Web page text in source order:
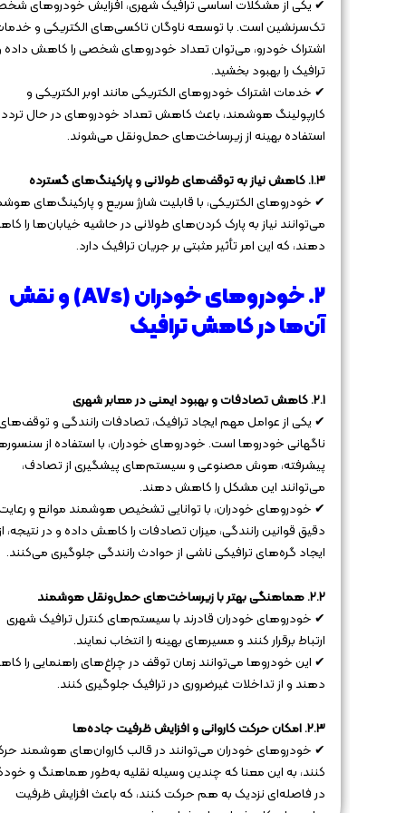
✔ یکی از مشکلات اساسی ترافیک شهری، افزایش خودروهای
تک‌سرنشین است. با توسعه ناوگان تاکسی‌های الکتریکی و
اشتراک خودرو، می‌توان تعداد خودروهای شخصی را کاهش داده
ترافیک را بهبود بخشید.
✔ خدمات اشتراک خودروهای الکتریکی مانند اوبر الکتریکی و
کارپولینگ هوشمند، باعث کاهش تعداد خودروهای در حال
استفاده بهینه از زیرساخت‌های حمل‌ونقل می‌شوند.
۱.۳. کاهش نیاز به توقف‌های طولانی و پارکینگ‌های گسترده
✔ خودروهای الکتریکی، با قابلیت شارژ سریع و پارکینگ‌های
می‌توانند نیاز به پارک کردن‌های طولانی در حاشیه خیابان‌ها را
دهند، که این امر تأثیر مثبتی بر جریان ترافیک دارد.
۲. خودروهای خودران (AVs) و نقش
آن‌ها در کاهش ترافیک
۲.۱. کاهش تصادفات و بهبود ایمنی در معابر شهری
✔ یکی از عوامل مهم ایجاد ترافیک، تصادفات رانندگی و
ناگهانی خودروها است. خودروهای خودران، با استفاده از
پیشرفته، هوش مصنوعی و سیستم‌های پیشگیری از تصادف،
می‌توانند این مشکل را کاهش دهند.
✔ خودروهای خودران، با توانایی تشخیص هوشمند موانع و
دقیق قوانین رانندگی، میزان تصادفات را کاهش داده و در نتیجه، از
ایجاد گره‌های ترافیکی ناشی از حوادث رانندگی جلوگیری می‌کنند.
۲.۲. هماهنگی بهتر با زیرساخت‌های حمل‌ونقل هوشمند
✔ خودروهای خودران قادرند با سیستم‌های کنترل ترافیک شهری
ارتباط برقرار کنند و مسیرهای بهینه را انتخاب نمایند.
✔ این خودروها می‌توانند زمان توقف در چراغ‌های راهنمایی را
دهند و از تداخلات غیرضروری در ترافیک جلوگیری کنند.
۲.۳. امکان حرکت کاروانی و افزایش ظرفیت جاده‌ها
✔ خودروهای خودران می‌توانند در قالب کاروان‌های هوشمند
کنند، به این معنا که چندین وسیله نقلیه به‌طور هماهنگ و
در فاصله‌ای نزدیک به هم حرکت کنند، که باعث افزایش ظرفیت